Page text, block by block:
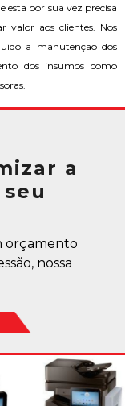
esta por sua vez precisa
valor aos clientes. Nos
a manutenção dos
dos insumos como
a
orçamento
nossa